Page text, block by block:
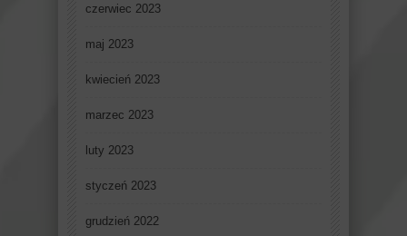
czerwiec 2023
maj 2023
kwiecień 2023
marzec 2023
luty 2023
styczeń 2023
grudzień 2022